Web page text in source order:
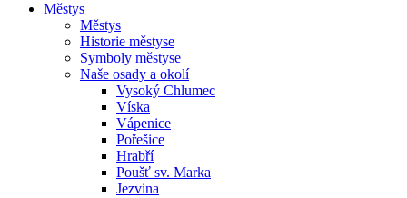
Městys
Městys
Historie městyse
Symboly městyse
Naše osady a okolí
Vysoký Chlumec
Víska
Vápenice
Pořešice
Hrabří
Poušť sv. Marka
Jezvina